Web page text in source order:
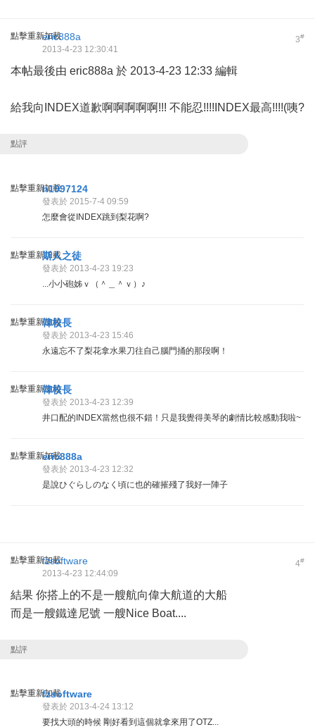
點擊重新加載 3#
eric888a
2013-4-23 12:30:41
本帖最後由 eric888a 於 2013-4-23 12:33 編輯
給我向INDEX道歉啊啊啊啊啊!!! 不能忍!!!!INDEX最高!!!!(咦?
點評
點擊重新加載h1997124
發表於 2015-7-4 09:59
怎麼會從INDEX跳到梨花啊?
點擊重新加載斯人之徒
發表於 2013-4-23 19:23
...小小砲姊ｖ（＾＿＾ｖ）♪
點擊重新加載
韓校長
發表於 2013-4-23 15:46
永遠忘不了梨花拿水果刀往自己腦門捅的那段啊！
點擊重新加載
韓校長
發表於 2013-4-23 12:39
井口配的INDEX當然也很不錯！只是我覺得美琴的劇情比較感動我啦~
點擊重新加載eric888a
發表於 2013-4-23 12:32
是說ひぐらしのなく頃に也的確摧殘了我好一陣子
點擊重新加載 4#
fzsoftware
2013-4-23 12:44:09
結果 你搭上的不是一艘航向偉大航道的大船
而是一艘鐵達尼號 一艘Nice Boat....
點評
點擊重新加載fzsoftware
發表於 2013-4-24 13:12
要找大頭的時候 剛好看到這個就拿來用了OTZ...